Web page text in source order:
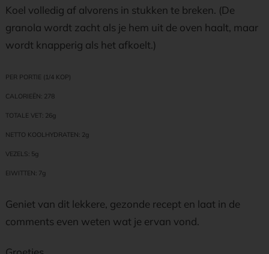
Koel volledig af alvorens in stukken te breken. (De
granola wordt zacht als je hem uit de oven haalt, maar
wordt knapperig als het afkoelt.)
PER PORTIE (1/4 KOP)
CALORIEËN: 278
TOTALE VET: 26g
NETTO KOOLHYDRATEN: 2g
VEZELS: 5g
EIWITTEN: 7g
Geniet van dit lekkere, gezonde recept en laat in de
comments even weten wat je ervan vond.